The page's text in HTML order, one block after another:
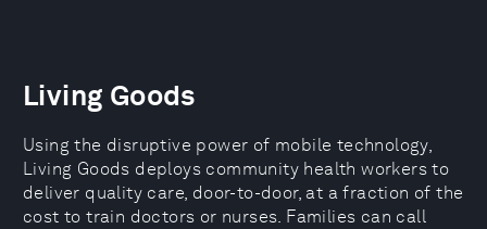
Living Goods
Using the disruptive power of mobile technology,
Living Goods deploys community health workers to
deliver quality care, door-to-door, at a fraction of the
cost to train doctors or nurses. Families can call